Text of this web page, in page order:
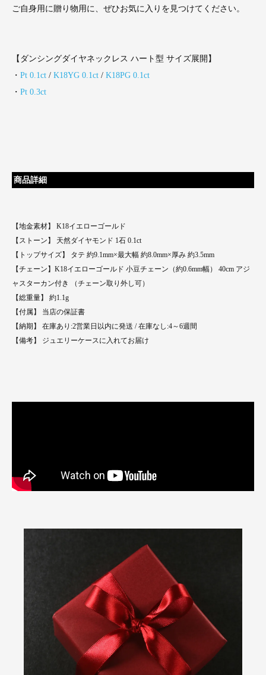
ご自身用に贈り物用に、ぜひお気に入りを見つけてください。
【ダンシングダイヤネックレス ハート型 サイズ展開】
・ Pt 0.1ct / K18YG 0.1ct / K18PG 0.1ct
・ Pt 0.3ct
商品詳細
【地金素材】 K18イエローゴールド
【ストーン】 天然ダイヤモンド 1石 0.1ct
【トップサイズ】 タテ 約9.1mm×最大幅 約8.0mm×厚み 約3.5mm
【チェーン】K18イエローゴールド 小豆チェーン（約0.6mm幅） 40cm アジ
ャスターカン付き （チェーン取り外し可）
【総重量】 約1.1g
【付属】 当店の保証書
【納期】 在庫あり:2営業日以内に発送 / 在庫なし:4～6週間
【備考】 ジュエリーケースに入れてお届け